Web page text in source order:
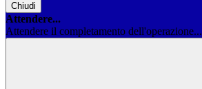
Chiudi
Attendere...
Attendere il completamento dell'operazione...